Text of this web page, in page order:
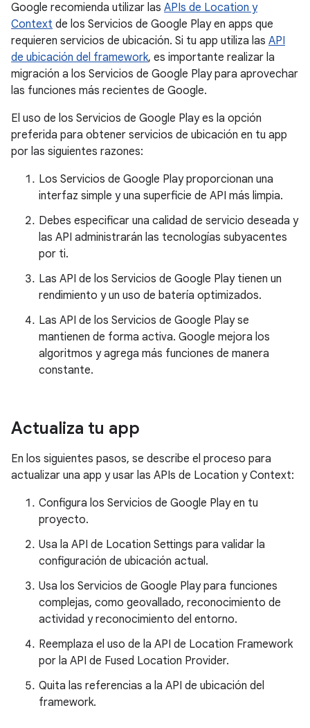
Google recomienda utilizar las APIs de Location y
Context de los Servicios de Google Play en apps que
requieren servicios de ubicación. Si tu app utiliza las API
de ubicación del framework, es importante realizar la
migración a los Servicios de Google Play para aprovechar
las funciones más recientes de Google.
El uso de los Servicios de Google Play es la opción
preferida para obtener servicios de ubicación en tu app
por las siguientes razones:
Los Servicios de Google Play proporcionan una
interfaz simple y una superficie de API más limpia.
Debes especificar una calidad de servicio deseada y
las API administrarán las tecnologías subyacentes
por ti.
Las API de los Servicios de Google Play tienen un
rendimiento y un uso de batería optimizados.
Las API de los Servicios de Google Play se
mantienen de forma activa. Google mejora los
algoritmos y agrega más funciones de manera
constante.
Actualiza tu app
En los siguientes pasos, se describe el proceso para
actualizar una app y usar las APIs de Location y Context:
Configura los Servicios de Google Play en tu
proyecto.
Usa la API de Location Settings para validar la
configuración de ubicación actual.
Usa los Servicios de Google Play para funciones
complejas, como geovallado, reconocimiento de
actividad y reconocimiento del entorno.
Reemplaza el uso de la API de Location Framework
por la API de Fused Location Provider.
Quita las referencias a la API de ubicación del
framework.